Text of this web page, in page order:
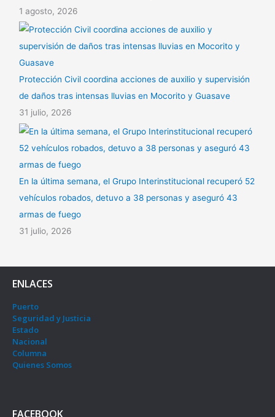
1 agosto, 2026
Protección Civil coordina acciones de auxilio y supervisión
de daños tras intensas lluvias en Mocorito y Guasave
31 julio, 2026
En la última semana, el Grupo Interinstitucional recuperó 52
vehículos robados, detuvo a 38 personas y aseguró 43
armas de fuego
31 julio, 2026
ENLACES
Puerto
Seguridad y Justicia
Estado
Nacional
Columna
Quienes Somos
FACEBOOK